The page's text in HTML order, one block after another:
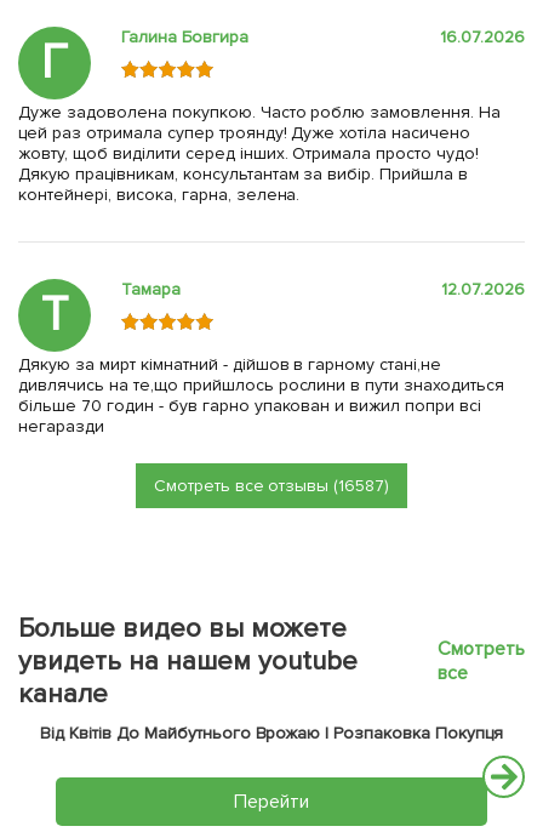
Г Галина Бовгира 16.07.2026
Дуже задоволена покупкою. Часто роблю замовлення. На
цей раз отримала супер троянду! Дуже хотіла насичено
жовту, щоб виділити серед інших. Отримала просто чудо!
Дякую працівникам, консультантам за вибір. Прийшла в
контейнері, висока, гарна, зелена.
Т Тамара 12.07.2026
Дякую за мирт кімнатний - дійшов в гарному стані,не
дивлячись на те,що прийшлось рослини в пути знаходиться
більше 70 годин - був гарно упакован и вижил попри всі
негаразди
Смотреть все отзывы (16587)
Больше видео вы можете
увидеть на нашем youtube
канале
Смотреть
все
Від Квітів До Майбутнього Врожаю | Розпаковка Покупця
Перейти